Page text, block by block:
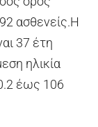
ασθενείς.Η
37 έτη
ηλικία
έως 106